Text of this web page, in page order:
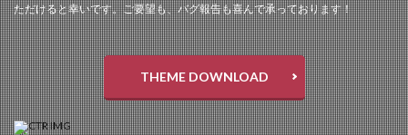
ただけると幸いです。ご要望も、バグ報告も喜んで承っております！
THEME DOWNLOAD